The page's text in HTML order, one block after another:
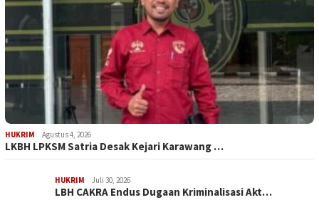
HUKRIM Agustus 4, 2026
LKBH LPKSM Satria Desak Kejari Karawang …
HUKRIM Juli 30, 2026
LBH CAKRA Endus Dugaan Kriminalisasi Akt…